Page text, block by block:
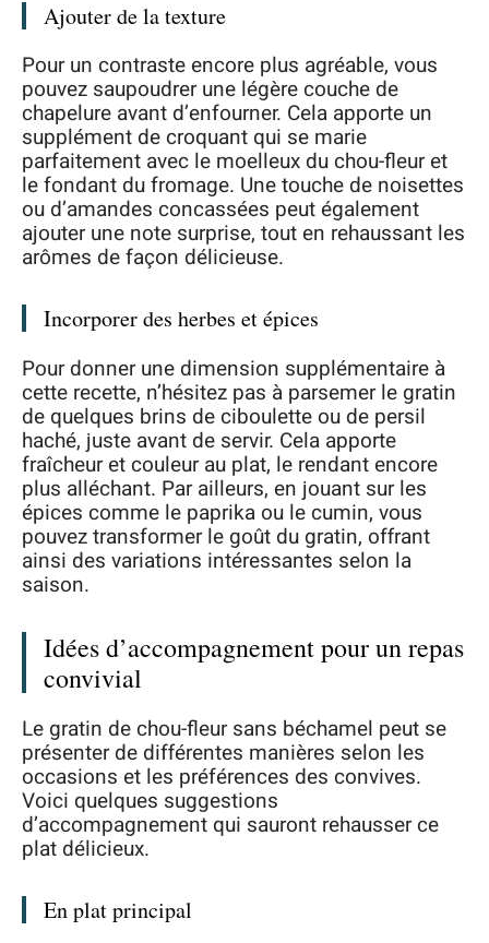
Ajouter de la texture
Pour un contraste encore plus agréable, vous
pouvez saupoudrer une légère couche de
chapelure avant d’enfourner. Cela apporte un
supplément de croquant qui se marie
parfaitement avec le moelleux du chou-fleur et
le fondant du fromage. Une touche de noisettes
ou d’amandes concassées peut également
ajouter une note surprise, tout en rehaussant les
arômes de façon délicieuse.
Incorporer des herbes et épices
Pour donner une dimension supplémentaire à
cette recette, n’hésitez pas à parsemer le gratin
de quelques brins de ciboulette ou de persil
haché, juste avant de servir. Cela apporte
fraîcheur et couleur au plat, le rendant encore
plus alléchant. Par ailleurs, en jouant sur les
épices comme le paprika ou le cumin, vous
pouvez transformer le goût du gratin, offrant
ainsi des variations intéressantes selon la
saison.
Idées d’accompagnement pour un repas
convivial
Le gratin de chou-fleur sans béchamel peut se
présenter de différentes manières selon les
occasions et les préférences des convives.
Voici quelques suggestions
d’accompagnement qui sauront rehausser ce
plat délicieux.
En plat principal